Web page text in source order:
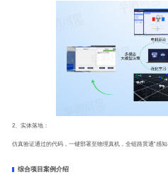
2、实体落地：
仿真验证通过的代码，一键部署至物理真机，全链路贯通“感
综合项目案例介绍